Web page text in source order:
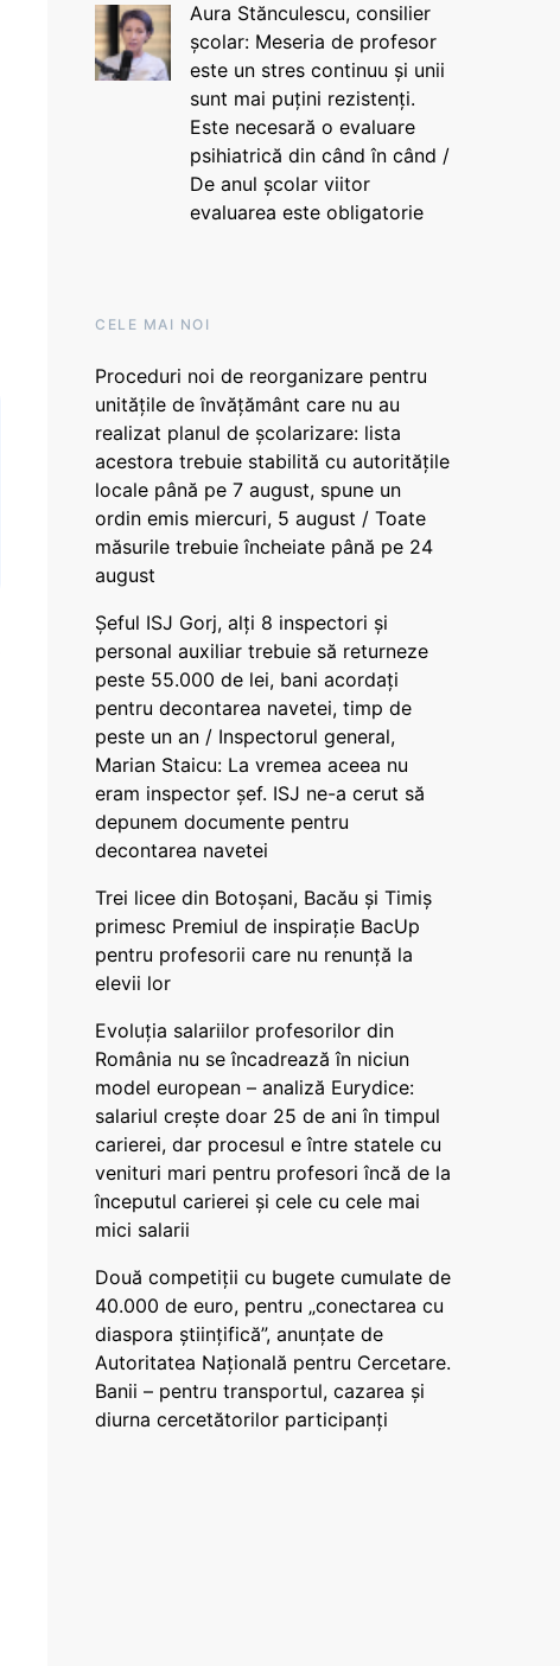
Aura Stănculescu, consilier
școlar: Meseria de profesor
este un stres continuu și unii
sunt mai puțini rezistenți.
Este necesară o evaluare
psihiatrică din când în când /
De anul școlar viitor
evaluarea este obligatorie
CELE MAI NOI
Proceduri noi de reorganizare pentru
unitățile de învățământ care nu au
realizat planul de școlarizare: lista
acestora trebuie stabilită cu autoritățile
locale până pe 7 august, spune un
ordin emis miercuri, 5 august / Toate
măsurile trebuie încheiate până pe 24
august
Șeful ISJ Gorj, alți 8 inspectori și
personal auxiliar trebuie să returneze
peste 55.000 de lei, bani acordați
pentru decontarea navetei, timp de
peste un an / Inspectorul general,
Marian Staicu: La vremea aceea nu
eram inspector șef. ISJ ne-a cerut să
depunem documente pentru
decontarea navetei
Trei licee din Botoșani, Bacău și Timiș
primesc Premiul de inspirație BacUp
pentru profesorii care nu renunță la
elevii lor
Evoluția salariilor profesorilor din
România nu se încadrează în niciun
model european – analiză Eurydice:
salariul crește doar 25 de ani în timpul
carierei, dar procesul e între statele cu
venituri mari pentru profesori încă de la
începutul carierei și cele cu cele mai
mici salarii
Două competiții cu bugete cumulate de
40.000 de euro, pentru „conectarea cu
diaspora științifică”, anunțate de
Autoritatea Națională pentru Cercetare.
Banii – pentru transportul, cazarea și
diurna cercetătorilor participanți